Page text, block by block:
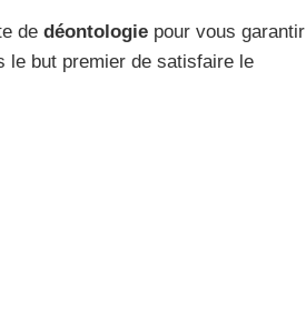
de déontologie pour vous garantir
le but premier de satisfaire le